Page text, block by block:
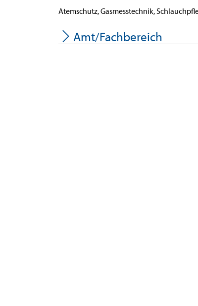
Atemschutz, Gasmesstechnik,
Amt/Fachbereich